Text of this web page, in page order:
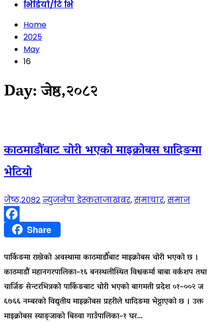
भिडियो/टि भि
Home
2025
May
16
Day:जेष्ठ,२०८२
काठमाडौंबाट चोरी भएको माइक्रोबस धादिङमा
भेटियो
जेष्ठ,२०८२ न्युजनेपा डेस्कताजाखबर,समाचार,समाज
FacebookShare
पार्किङमा राखेको अवस्थामा काठमाडौँबाट माइक्रोबस चोरी भएको छ ।
काठमाडौं महानगरपालिका–१६ बनस्थलीस्थित विश्वकर्मा बाबा वर्कशप तथा
चार्जिङ सेन्टरभित्रको पार्किङबाट चोरी भएको बागमती प्रदेश ०१–००२ ज
६७६६ नम्बरको विद्युतीय माइक्रोबस प्रहरीले धादिङमा भेट्टाएको छ । उक्त
माइक्रोबस स्याङ्जाको बिरुवा गाउँपालिका–१ घर…